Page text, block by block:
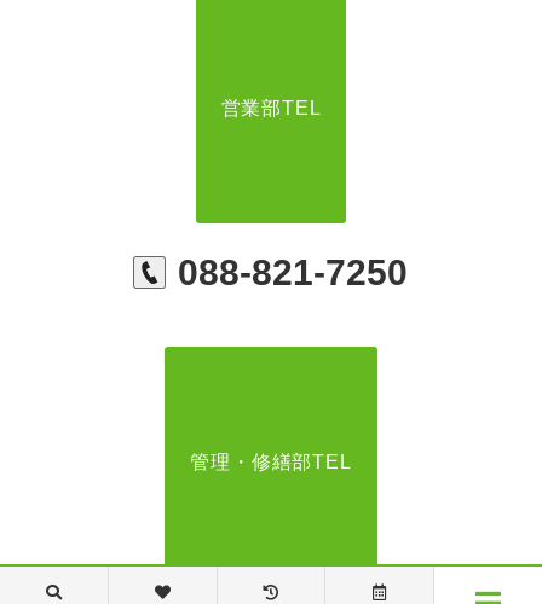
営業部TEL
088-821-7250
管理・修繕部TEL